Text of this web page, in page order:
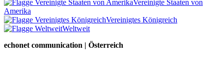
Vereinigte Staaten von
Amerika
Vereinigtes Königreich
Weltweit
echonet communication | Österreich